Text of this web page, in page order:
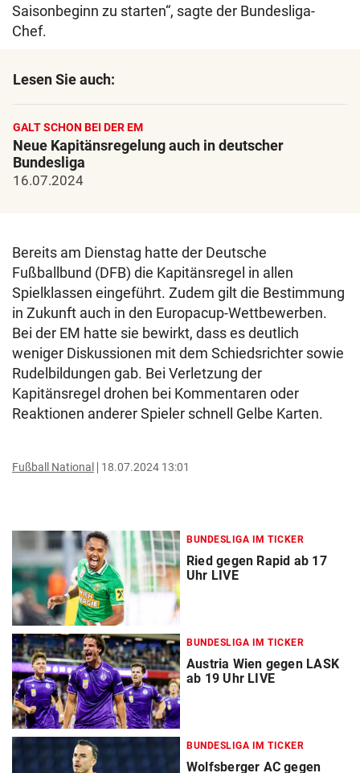
Saisonbeginn zu starten“, sagte der Bundesliga-
Chef.
Lesen Sie auch:
GALT SCHON BEI DER EM
Neue Kapitänsregelung auch in deutscher
Bundesliga
16.07.2024
Bereits am Dienstag hatte der Deutsche
Fußballbund (DFB) die Kapitänsregel in allen
Spielklassen eingeführt. Zudem gilt die Bestimmung
in Zukunft auch in den Europacup-Wettbewerben.
Bei der EM hatte sie bewirkt, dass es deutlich
weniger Diskussionen mit dem Schiedsrichter sowie
Rudelbildungen gab. Bei Verletzung der
Kapitänsregel drohen bei Kommentaren oder
Reaktionen anderer Spieler schnell Gelbe Karten.
Fußball National 18.07.2024 13:01
BUNDESLIGA IM TICKER
Ried gegen Rapid ab 17
Uhr LIVE
BUNDESLIGA IM TICKER
Austria Wien gegen LASK
ab 19 Uhr LIVE
BUNDESLIGA IM TICKER
Wolfsberger AC gegen